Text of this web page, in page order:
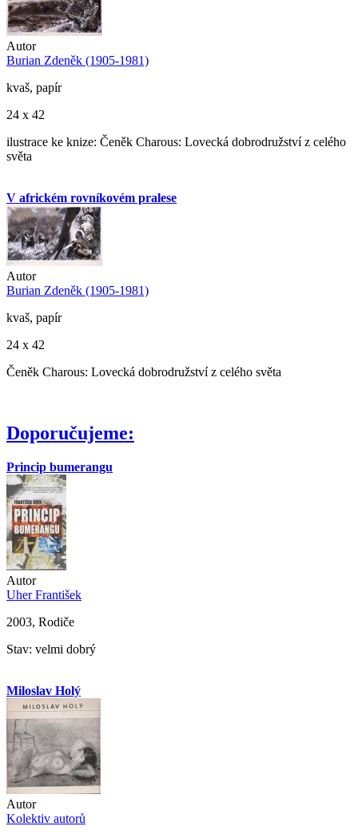
Autor
Burian Zdeněk (1905-1981)
kvaš, papír
24 x 42
ilustrace ke knize: Čeněk Charous: Lovecká dobrodružství z celého
světa
V africkém rovníkovém pralese
Autor
Burian Zdeněk (1905-1981)
kvaš, papír
24 x 42
Čeněk Charous: Lovecká dobrodružství z celého světa
Doporučujeme:
Princip bumerangu
Autor
Uher František
2003, Rodiče
Stav: velmi dobrý
Miloslav Holý
Autor
Kolektiv autorů